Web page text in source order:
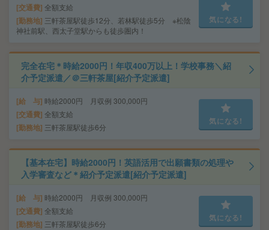
交通費 全額支給
勤務地 三軒茶屋駅徒歩12分、若林駅徒歩5分 ※松陰
神社前駅、西太子堂駅からも徒歩圏内！
気になる!
完全在宅＊時給2000円！年収400万以上！学校事務＼紹
介予定派遣／＠三軒茶屋[紹介予定派遣]
給 与 時給2000円 月収例 300,000円
交通費 全額支給
勤務地 三軒茶屋駅徒歩6分
気になる!
【基本在宅】時給2000円！英語活用で出願書類の処理や
入学審査など＊紹介予定派遣[紹介予定派遣]
給 与 時給2000円 月収例 300,000円
交通費 全額支給
勤務地 三軒茶屋駅徒歩6分
気になる!